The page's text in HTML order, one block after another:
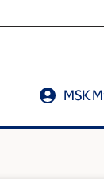
MSK